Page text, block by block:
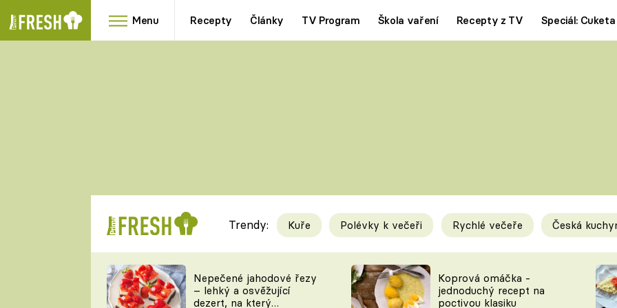
Menu Recepty Články TV Program Škola vaření Recepty z TV Speciál: Cuketa
RYCHLOVKY
Videorecepty
TEĎ VAŘÍ ŠÉF!
Tipy a triky
KAM ZA JÍDLEM
Trendy: Kuře Polévky k večeři Rychlé večeře Česká
Nepečené jahodové řezy
– lehký a osvěžující
dezert, na který
Koprová omáčka -
jednoduchý recept na
poctivou klasiku